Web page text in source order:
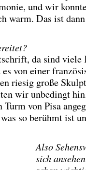
und wir
warm. Das ist
da sind viele
von einer
riesig große
wir unbedingt
von Pisa
so berühmt ist
Also
sich